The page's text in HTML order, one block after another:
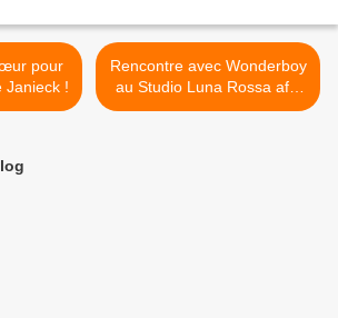
Janieck !
Rencontre avec Wonderboy
au Studio Luna Rossa afin
d’en apprendre plus sur «